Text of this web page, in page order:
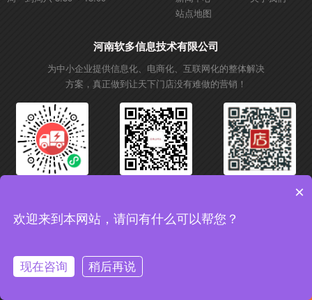
站点地图
河南软多信息技术有限公司
为中小企业提供信息化、电商化、互联网化的整体解决
方案，真正做到让天下门店没有难做的营销！
获取行业影响方案,了解更多信息
×
欢迎来到本网站，请问有什么可以帮您？
现在咨询 稍后再说